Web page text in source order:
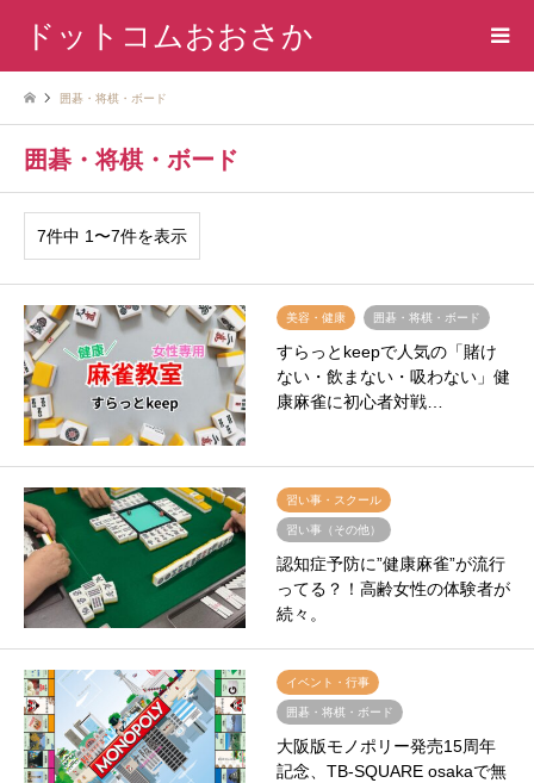
ドットコムおおさか
囲碁・将棋・ボード
囲碁・将棋・ボード
7件中 1〜7件を表示
美容・健康 囲碁・将棋・ボード
すらっとkeepで人気の「賭け
ない・飲まない・吸わない」健
康麻雀に初心者対戦…
習い事・スクール
習い事（その他）
認知症予防に”健康麻雀”が流行
ってる？！高齢女性の体験者が
続々。
イベント・行事
囲碁・将棋・ボード
大阪版モノポリー発売15周年
記念、TB-SQUARE osakaで無